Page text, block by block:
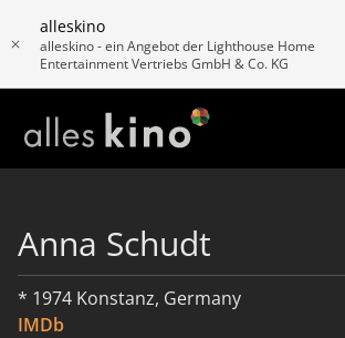
alleskino
alleskino - ein Angebot der Lighthouse Home
Entertainment Vertriebs GmbH & Co. KG
Anna Schudt
* 1974 Konstanz, Germany
IMDb